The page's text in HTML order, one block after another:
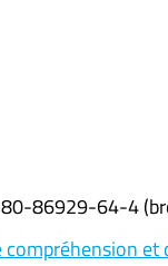
80-86929-64-4